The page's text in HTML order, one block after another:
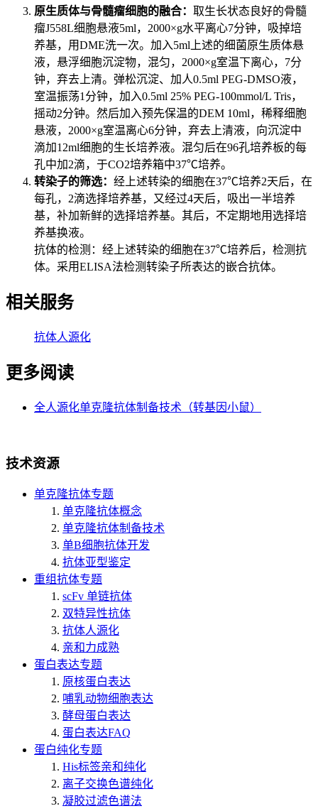
原生质体与骨髓瘤细胞的融合： 取生长状态良好的骨髓
瘤J558L细胞悬液5ml，2000×g水平离心7分钟，吸掉培
养基，用DME洗一次。加入5ml上述的细菌原生质体悬
液，悬浮细胞沉淀物，混匀，2000×g室温下离心，7分
钟，弃去上清。弹松沉淀、加人0.5ml PEG-DMSO液，
室温振荡1分钟，加入0.5ml 25% PEG-100mmol/L Tris，
摇动2分钟。然后加入预先保温的DEM 10ml，稀释细胞
悬液，2000×g室温离心6分钟，弃去上清液，向沉淀中
滴加12ml细胞的生长培养液。混匀后在96孔培养板的每
孔中加2滴，于CO2培养箱中37℃培养。
转染子的筛选： 经上述转染的细胞在37℃培养2天后，在
每孔，2滴选择培养基，又经过4天后，吸出一半培养
基，补加新鲜的选择培养基。其后，不定期地用选择培
养基换液。
抗体的检测：经上述转染的细胞在37℃培养后，检测抗
体。采用ELISA法检测转染子所表达的嵌合抗体。
相关服务
抗体人源化
更多阅读
全人源化单克隆抗体制备技术（转基因小鼠）
技术资源
单克隆抗体专题
单克隆抗体概念
单克隆抗体制备技术
单B细胞抗体开发
抗体亚型鉴定
重组抗体专题
scFv 单链抗体
双特异性抗体
抗体人源化
亲和力成熟
蛋白表达专题
原核蛋白表达
哺乳动物细胞表达
酵母蛋白表达
蛋白表达FAQ
蛋白纯化专题
His标签亲和纯化
离子交换色谱纯化
凝胶过滤色谱法